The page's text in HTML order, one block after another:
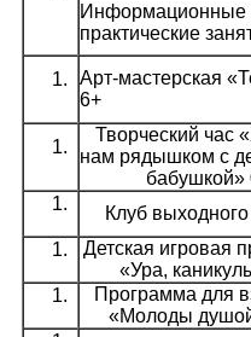
Информационные
практические
Арт-мастерская
6+
Творческий час
нам рядышком с
бабушкой»
Клуб
Детская игровая
«Ура,
Программа для
«Молоды